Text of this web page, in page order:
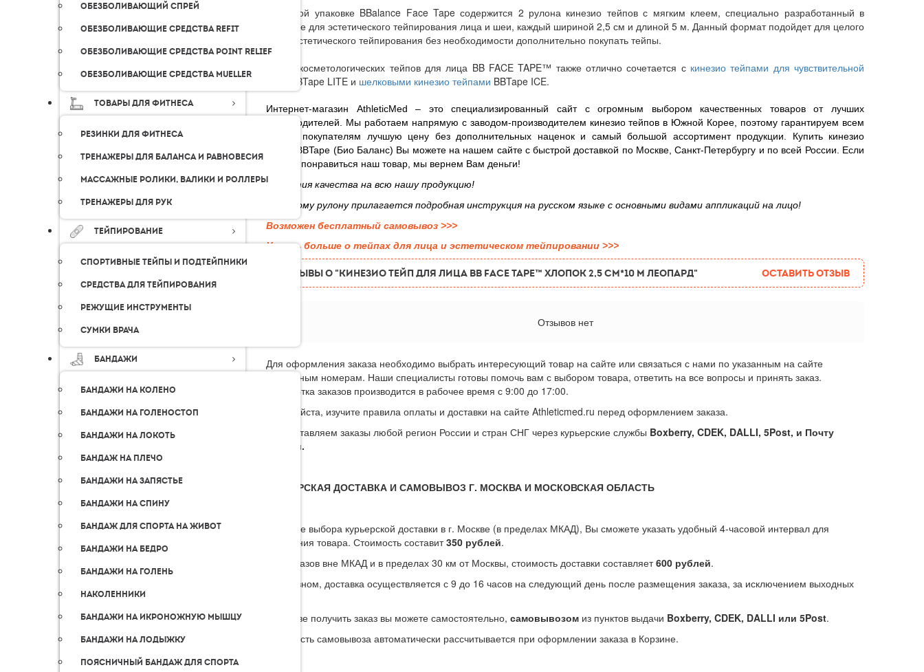
В каждой упаковке BBalance Face Tape содержится 2 рулона кинезио тейпов с мягким клеем, специально разработанный в
Ю.Корее для эстетического тейпирования лица и шеи, каждый шириной 2,5 см и длиной 5 м. Данный формат подойдет для целого
курса эстетического тейпирования без необходимости дополнительно покупать тейпы.
Серия косметологических тейпов для лица BB FACE TAPE™ также отлично сочетается с кинезио тейпами для чувствительной
BBTape LITE и шелковыми кинезио тейпами BBTape ICE.
Интернет-магазин AthleticMed – это специализированный сайт с огромным выбором качественных товаров от лучших
производителей. Мы работаем напрямую с заводом-производителем кинезио тейпов в Южной Корее, поэтому гарантируем всем
нашим покупателям лучшую цену без дополнительных наценок и самый большой ассортимент продукции. Купить кинезио
BBTape (Био Баланс) Вы можете на нашем сайте с быстрой доставкой по Москве, Санкт-Петербургу и по всей России. Если
Вам не понравиться наш товар, мы вернем Вам деньги!
Гарантия качества на всю нашу продукцию!
К каждому рулону прилагается подробная инструкция на русском языке с основными видами аппликаций на лицо!
Возможен бесплатный самовывоз >>>
Узнать больше о тейпах для лица и эстетическом тейпировании >>>
ОТЗЫВЫ О "Кинезио тейп для лица BB FACE TAPE™ хлопок 2,5 см*10 м леопард" Оставить отзыв
Отзывов нет
Для оформления заказа необходимо выбрать интересующий товар на сайте или связаться с нами по указанным на сайте
контактным номерам. Наши специалисты готовы помочь вам с выбором товара, ответить на все вопросы и принять заказ.
Обработка заказов производится в рабочее время с 9:00 до 17:00.
Пожалуйста, изучите правила оплаты и доставки на сайте Athleticmed.ru перед оформлением заказа.
Мы доставляем заказы любой регион России и стран СНГ через курьерские службы Boxberry, CDEK, DALLI, 5Post, и Почту
России.
КУРЬЕРСКАЯ ДОСТАВКА И САМОВЫВОЗ Г. МОСКВА И МОСКОВСКАЯ ОБЛАСТЬ
В случае выбора курьерской доставки в г. Москве (в пределах МКАД), Вы сможете указать удобный 4-часовой интервал для
получения товара. Стоимость составит350 рублей.
Для заказов вне МКАД и в пределах 30 км от Москвы, стоимость доставки составляет600 рублей.
В основном, доставка осуществляется с 9 до 16 часов на следующий день после размещения заказа, за исключением выходных
В Москве получить заказ вы можете самостоятельно, самовывозом из пунктов выдачи Boxberry, CDEK, DALLI или 5Post.
Стоимость самовывоза автоматически рассчитывается при оформлении заказа в Корзине.
Обезболивающий спрей
Обезболивающие средства Refit
Обезболивающие средства Point Relief
Обезболивающие средства Mueller
Товары для фитнеса
Резинки для фитнеса
Тренажеры для баланса и равновесия
Массажные ролики, валики и роллеры
Тренажеры для рук
Тейпирование
Спортивные тейпы и подтейпники
Средства для тейпирования
Режущие инструменты
Сумки врача
Бандажи
Бандажи на колено
Бандажи на голеностоп
Бандажи на локоть
Бандаж на плечо
Бандажи на запястье
Бандажи на спину
Бандаж для спорта на живот
Бандажи на бедро
Бандажи на голень
Наколенники
Бандажи на икроножную мышцу
Бандажи на лодыжку
Поясничный бандаж для спорта